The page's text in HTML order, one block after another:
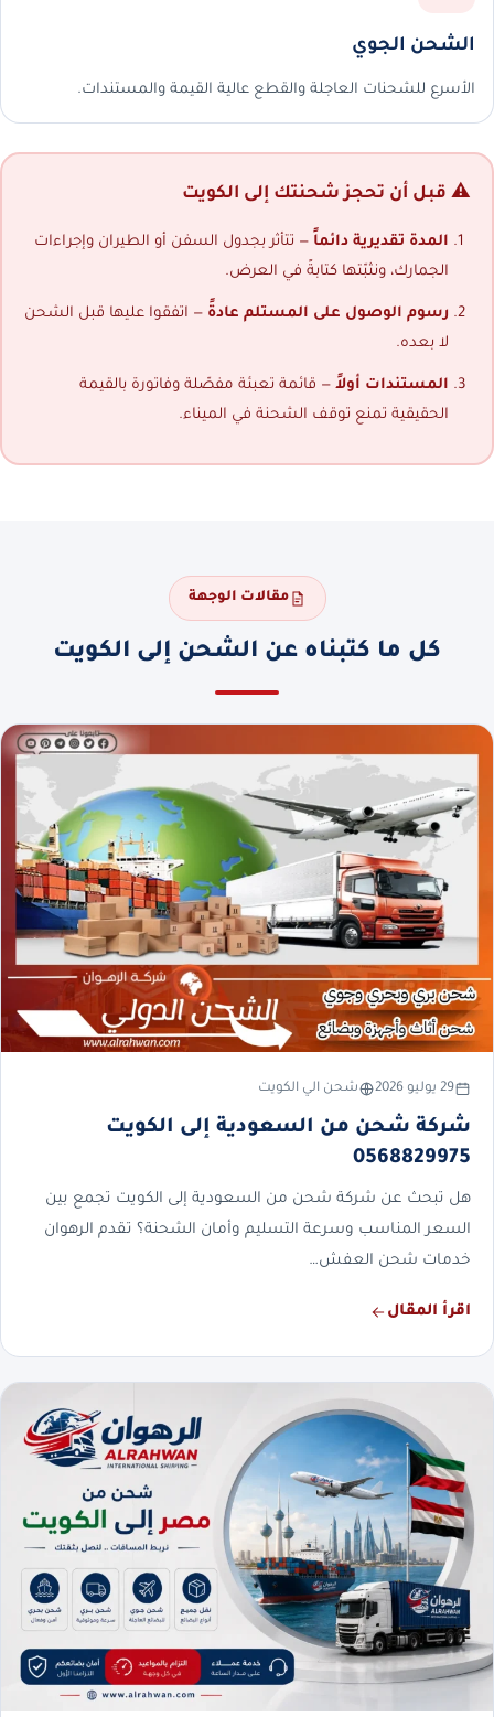
الشحن الجوي
الأسرع للشحنات العاجلة والقطع عالية القيمة والمستندات.
⚠️ قبل أن تحجز شحنتك إلى الكويت
المدة تقديرية دائماً — تتأثر بجدول السفن أو الطيران وإجراءات
الجمارك، ونثبّتها كتابةً في العرض.
رسوم الوصول على المستلم عادةً — اتفقوا عليها قبل الشحن
لا بعده.
المستندات أولاً — قائمة تعبئة مفصّلة وفاتورة بالقيمة
الحقيقية تمنع توقف الشحنة في الميناء.
مقالات الوجهة
كل ما كتبناه عن الشحن إلى الكويت
29 يوليو 2026 شحن الي الكويت
شركة شحن من السعودية إلى الكويت
0568829975
هل تبحث عن شركة شحن من السعودية إلى الكويت تجمع بين
السعر المناسب وسرعة التسليم وأمان الشحنة؟ تقدم الرهوان
خدمات شحن العفش…
اقرأ المقال